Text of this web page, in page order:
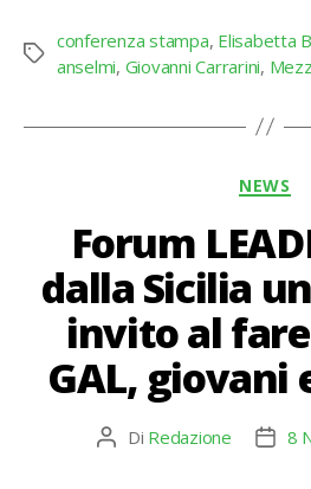
Tag
conferenza stampa, Elisabetta
anselmi, Giovanni Carrarini,
NEWS
Forum
dalla Sicilia
invito al
GAL,
Autore
Di Redazione
Data
8